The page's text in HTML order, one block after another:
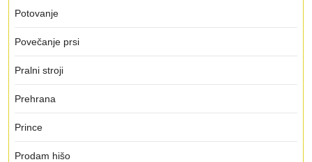
Potovanje
Povečanje prsi
Pralni stroji
Prehrana
Prince
Prodam hišo